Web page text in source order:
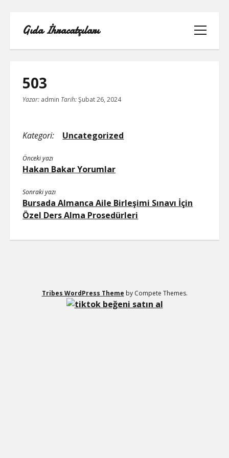
Gıda İhracatçıları
menüyü
aç
RETWEET KASMA ŞIFRESIZ
503
Yazar: admin Tarih:Şubat 26, 2024
Kategori: Uncategorized
Önceki yazı
Hakan Bakar Yorumlar
Sonraki yazı
Bursada Almanca Aile Birleşimi Sınavı İçin
Özel Ders Alma Prosedürleri
Tribes WordPress Theme by Compete Themes.